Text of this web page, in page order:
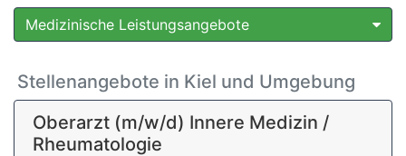
Medizinische Leistungsangebote
Stellenangebote in Kiel und Umgebung
Oberarzt (m/w/d) Innere Medizin /
Rheumatologie